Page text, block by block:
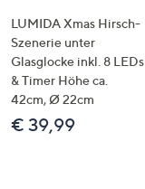
LUMIDA Xmas Hirsch-
Szenerie unter
Glasglocke inkl. 8 LEDs
& Timer Höhe ca.
42cm, Ø 22cm
€ 39,99